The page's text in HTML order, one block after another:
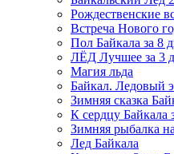
Рождественские
Встреча Нового
Пол Байкала за 8
ЛЁД Лучшее за 3
Магия льда
Байкал. Ледовый
Зимняя сказка
К сердцу Байкала
Зимняя рыбалка
Лед Байкала